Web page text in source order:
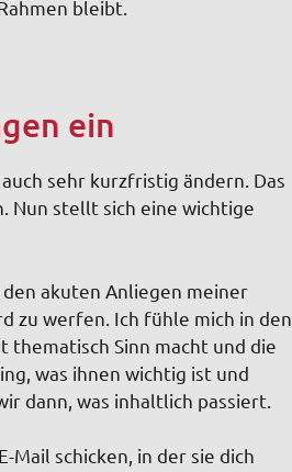
bleibt.
ein
sehr kurzfristig ändern. Das
Nun stellt sich eine wichtige
akuten Anliegen meiner
zu werfen. Ich fühle mich in den
thematisch Sinn macht und die
was ihnen wichtig ist und
dann, was inhaltlich passiert.
Mail schicken, in der sie dich